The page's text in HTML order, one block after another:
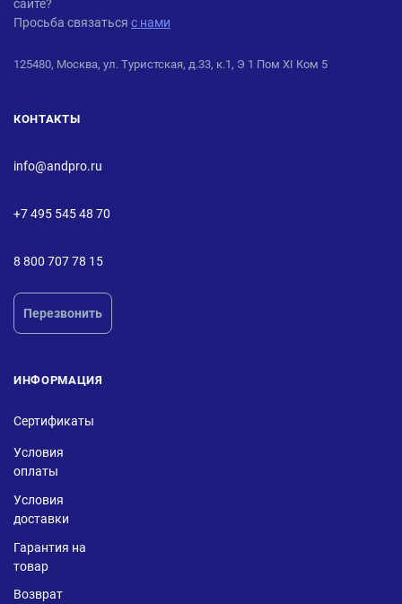
сайте?
Просьба связаться с нами
125480, Москва, ул. Туристская, д.33, к.1, Э 1 Пом XI Ком 5
КОНТАКТЫ
info@andpro.ru
+7 495 545 48 70
8 800 707 78 15
Перезвонить
ИНФОРМАЦИЯ
Сертификаты
Условия
оплаты
Условия
доставки
Гарантия на
товар
Возврат